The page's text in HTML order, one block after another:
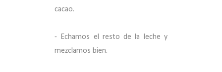
cacao.
- Echamos el resto de la leche y
mezclamos bien.